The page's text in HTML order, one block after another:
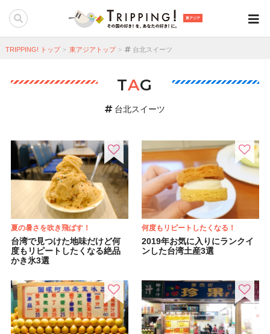
東アジア
TRIPPING! トップ 東アジアトップ 台北スイーツ
TAG
台北スイーツ
夏の暑さを吹き飛ばす！
台湾で見つけた地味だけど何
度もリピートしたくなる絶品
かき氷3選
何度もリピートしたくなる！
2019年お気に入りにランクイ
ンした台湾土産3選